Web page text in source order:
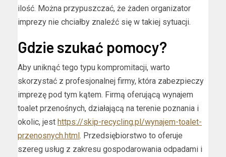
ilość. Można przypuszczać, że żaden organizator
imprezy nie chciałby znaleźć się w takiej sytuacji.
Gdzie szukać pomocy?
Aby uniknąć tego typu kompromitacji, warto
skorzystać z profesjonalnej firmy, która zabezpieczy
imprezę pod tym kątem. Firmą oferującą wynajem
toalet przenośnych, działającą na terenie poznania i
okolic, jest https://skip-recycling.pl/wynajem-toalet-
przenosnych.html. Przedsiębiorstwo to oferuje
szereg usług z zakresu gospodarowania odpadami i